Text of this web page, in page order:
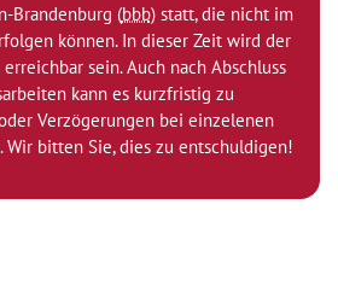
Brandenburg (bbb) statt, die nicht im
können. In dieser Zeit wird der
sein. Auch nach Abschluss
kann es kurzfristig zu
Verzögerungen bei einzelenen
Wir bitten Sie, dies zu entschuldigen!